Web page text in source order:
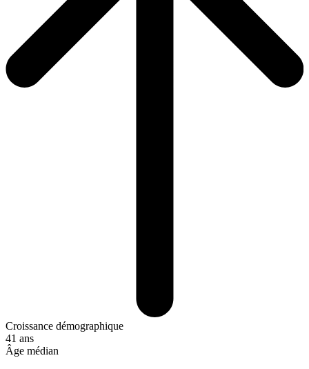
Croissance démographique
41 ans
Âge médian